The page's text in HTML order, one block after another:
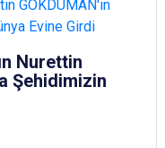
Nurettin
Şehidimizin